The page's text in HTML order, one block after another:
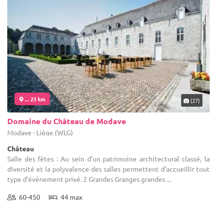
... 23 km (27)
Domaine du Château de Modave
Modave - Liège (WLG)
Château
Salle des fêtes : Au sein d'un patrimoine architectural classé, la
diversité et la polyvalence des salles permettent d'accueillir tout
type d’événement privé. 2 Grandes Granges grandes ...
60-450 44 max